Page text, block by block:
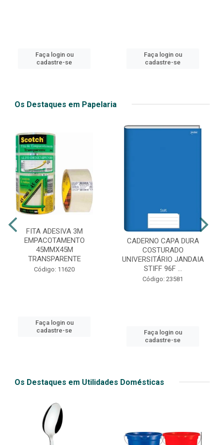
Faça login ou
cadastre-se
Faça login ou
cadastre-se
Os Destaques em Papelaria
FITA ADESIVA 3M
EMPACOTAMENTO
45MMX45M
TRANSPARENTE
Código: 11620
Faça login ou
cadastre-se
CADERNO CAPA DURA
COSTURADO
UNIVERSITÁRIO JANDAIA
STIFF 96F ...
Código: 23581
Faça login ou
cadastre-se
Os Destaques em Utilidades Domésticas